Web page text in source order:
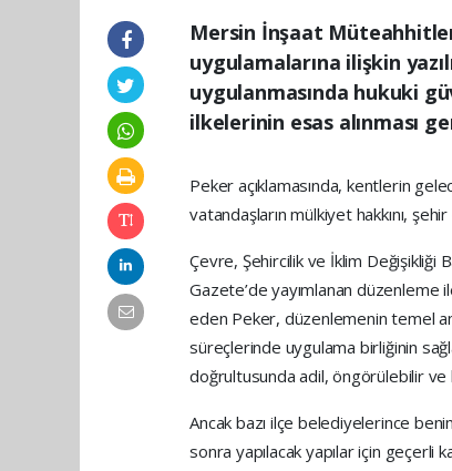
Mersin İnşaat
uygulamalarına ilişkin
uygulanmasında hukuki
ilkelerinin esas alınması
Peker açıklamasında, kentlerin
vatandaşların mülkiyet hakkını,
Çevre, Şehircilik ve İklim Değişikliği
Gazete’de yayımlanan düzenleme
eden Peker, düzenlemenin temel
süreçlerinde uygulama birliğinin
doğrultusunda adil, öngörülebilir
Ancak bazı ilçe belediyelerince
sonra yapılacak yapılar için geçerli